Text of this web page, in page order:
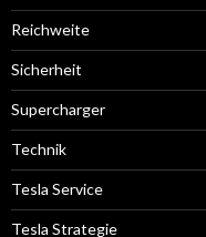
Reichweite
Sicherheit
Supercharger
Technik
Tesla Service
Tesla Strategie